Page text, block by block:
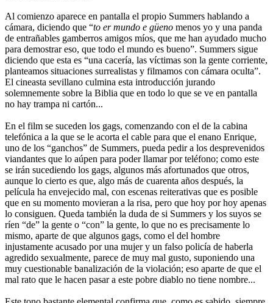
Al comienzo aparece en pantalla el propio Summers hablando a
cámara, diciendo que “to er mundo e güeno menos yo y una panda
de entrañables gamberros amigos míos, que me han ayudado mucho
para demostrar eso, que todo el mundo es bueno”. Summers sigue
diciendo que esta es “una cacería, las víctimas son la gente corriente,
planteamos situaciones surrealistas y filmamos con cámara oculta”.
El cineasta sevillano culmina esta introducción jurando
solemnemente sobre la Biblia que en todo lo que se ve en pantalla
no hay trampa ni cartón...
En el film se suceden los gags, comenzando con el de la cabina
telefónica a la que se le acorta el cable para que el enano Enrique,
uno de los “ganchos” de Summers, pueda pedir a los desprevenidos
viandantes que lo aúpen para poder llamar por teléfono; como este
se irán sucediendo los gags, algunos más afortunados que otros,
aunque lo cierto es que, algo más de cuarenta años después, la
película ha envejecido mal, con escenas reiterativas que es posible
que en su momento movieran a la risa, pero que hoy por hoy apenas
lo consiguen. Queda también la duda de si Summers y los suyos se
ríen “de” la gente o “con” la gente, lo que no es precisamente lo
mismo, aparte de que algunos gags, como el del hombre
injustamente acusado por una mujer y un falso policía de haberla
agredido sexualmente, parece de muy mal gusto, suponiendo una
muy cuestionable banalización de la violación; eso aparte de que el
mal rato que le hacen pasar a este pobre diablo no tiene nombre...